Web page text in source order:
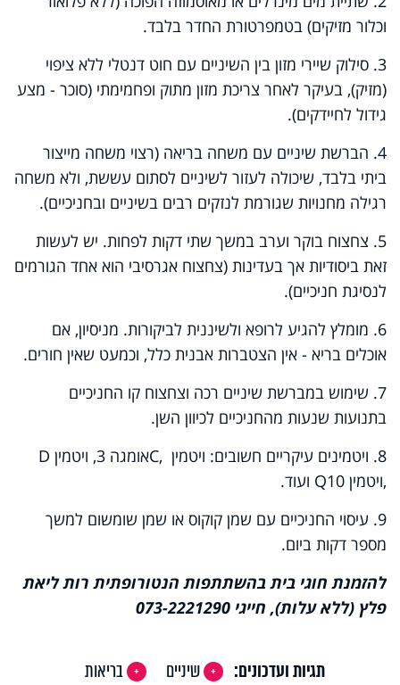
וכלור מזיקים) בטמפרטורת החדר בלבד.
3. סילוק שיירי מזון בין השיניים עם חוט דנטלי ללא ציפוי
(מזיק), בעיקר לאחר צריכת מזון מתוק ופחמימתי (סוכר - מצע
גידול לחיידקים).
4. הברשת שיניים עם משחה בריאה (רצוי משחה מייצור
ביתי בלבד, שיכולה לעזור לשיניים לסתום עששת, ולא משחה
רגילה מחנויות שגורמת לנזקים רבים בשיניים ובחניכיים).
5. צחצוח בוקר וערב במשך שתי דקות לפחות. יש לעשות
זאת ביסודיות אך בעדינות (צחצוח אגרסיבי הוא אחד הגורמים
לנסיגת חניכיים).
6. מומלץ להגיע לרופא ולשיננית לביקורות. מניסיון, אם
אוכלים בריא - אין הצטברות אבנית כלל, וכמעט שאין חורים.
7. שימוש במברשת שיניים רכה וצחצוח קו החניכיים
בתנועות שנעות מהחניכיים לכיוון השן.
8. ויטמינים עיקריים חשובים: ויטמין
C,אומגה 3, ויטמין
D
,ויטמין Q10 ועוד.
9. עיסוי החניכיים עם שמן קוקוס או שמן שומשום למשך
מספר דקות ביום.
להזמנת חוגי בית בהשתתפות הנטורופתית רות ליאת
פלץ (ללא עלות), חייגי 073-2221290
תגיות ועדכונים: שיניים
בריאות